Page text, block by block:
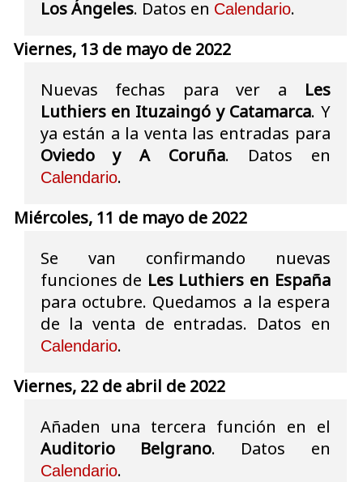
Los Ángeles. Datos en Calendario.
Viernes, 13 de mayo de 2022
Nuevas fechas para ver a Les
Luthiers en Ituzaingó y Catamarca. Y
ya están a la venta las entradas para
Oviedo y A Coruña. Datos en
Calendario.
Miércoles, 11 de mayo de 2022
Se van confirmando nuevas
funciones de Les Luthiers en España
para octubre. Quedamos a la espera
de la venta de entradas. Datos en
Calendario.
Viernes, 22 de abril de 2022
Añaden una tercera función en el
Auditorio Belgrano. Datos en
Calendario.